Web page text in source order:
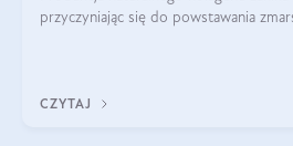
przyczyniając się do powstawania
CZYTAJ